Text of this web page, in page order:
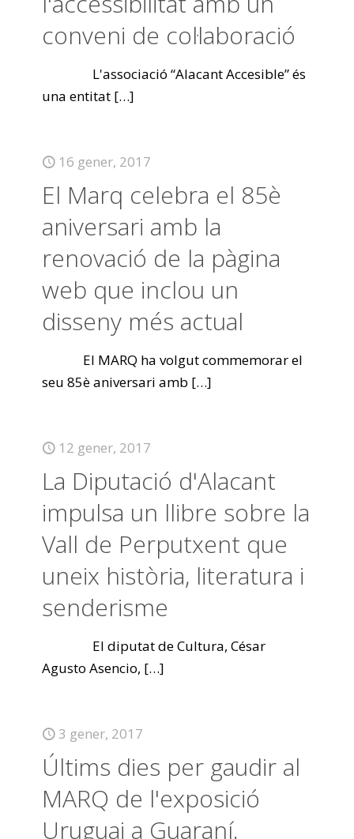
conveni de col·laboració
L'associació “Alacant Accesible” és
una entitat […]
16 gener, 2017
El Marq celebra el 85è
aniversari amb la
renovació de la pàgina
web que inclou un
disseny més actual
El MARQ ha volgut commemorar el
seu 85è aniversari amb […]
12 gener, 2017
La Diputació d'Alacant
impulsa un llibre sobre la
Vall de Perputxent que
uneix història, literatura i
senderisme
El diputat de Cultura, César
Agusto Asencio, […]
3 gener, 2017
Últims dies per gaudir al
MARQ de l'exposició
Uruguai a Guaraní.